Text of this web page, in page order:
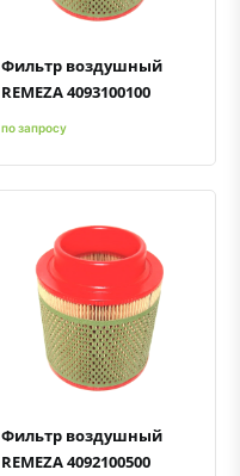
Фильтр воздушный
REMEZA 4093100100
по запросу
Быстрый просмотрДобавить к сравнению
Добавить в избранное
Фильтр воздушный
REMEZA 4092100500